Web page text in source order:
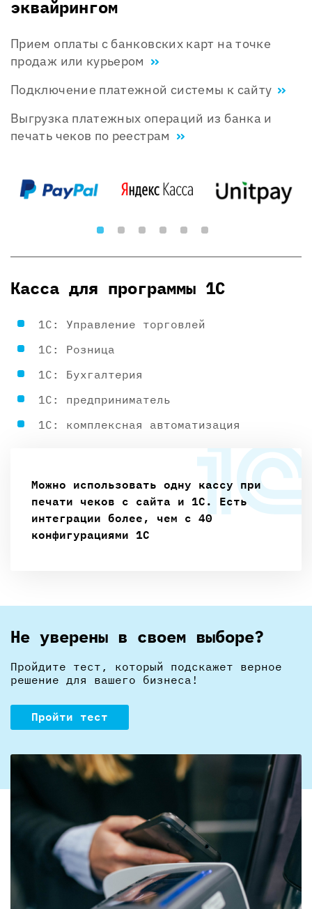
эквайрингом
Прием оплаты с банковских карт на точке
продаж или курьером
Подключение платежной системы к сайту
Выгрузка платежных операций из банка и
печать чеков по реестрам
Касса для программы 1С
1С: Управление торговлей
1С: Розница
1С: Бухгалтерия
1С: предприниматель
1С: комплексная автоматизация
Можно использовать одну кассу при
печати чеков с сайта и 1С. Есть
интеграции более, чем с 40
конфигурациями 1С
Не уверены в своем выборе?
Пройдите тест, который подскажет верное
решение для вашего бизнеса!
Пройти тест